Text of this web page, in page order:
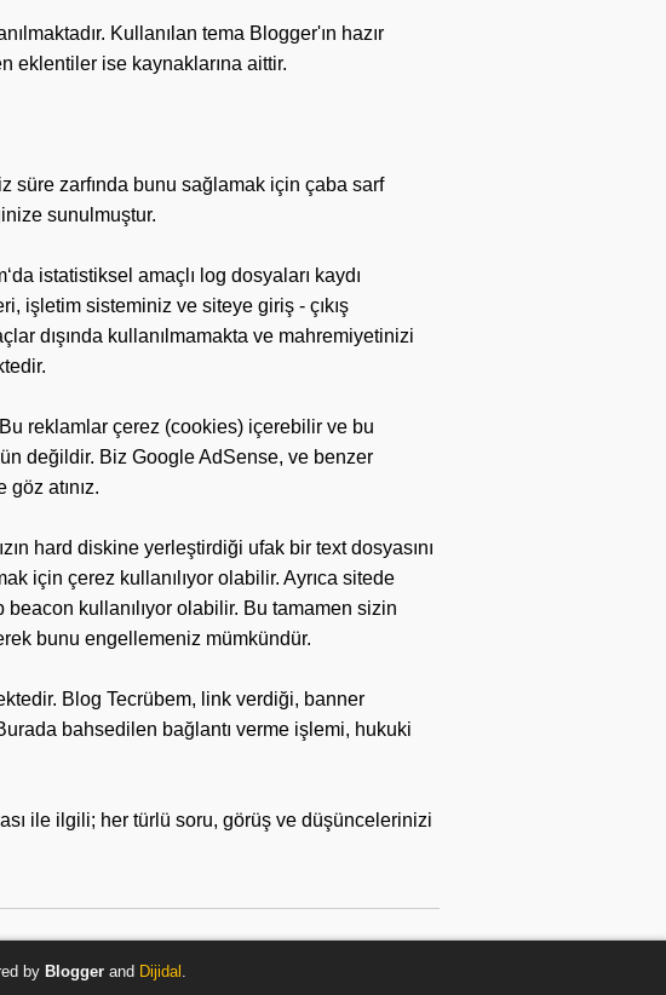
Kullanılan tema Blogger'ın hazır
eklentiler ise kaynaklarına aittir.
süre zarfında bunu sağlamak için çaba sarf
sunulmuştur.
istatistiksel amaçlı log dosyaları kaydı
işletim sisteminiz ve siteye giriş - çıkış
dışında kullanılmamakta ve mahremiyetinizi
Bu reklamlar çerez (cookies) içerebilir ve bu
değildir. Biz Google AdSense, ve benzer
atınız.
hard diskine yerleştirdiği ufak bir text dosyasını
için çerez kullanılıyor olabilir. Ayrıca sitede
kullanılıyor olabilir. Bu tamamen sizin
bunu engellemeniz mümkündür.
Blog Tecrübem, link verdiği, banner
bahsedilen bağlantı verme işlemi, hukuki
ile ilgili; her türlü soru, görüş ve düşüncelerinizi
by Blogger and Dijidal .